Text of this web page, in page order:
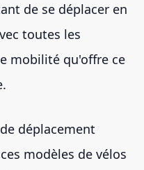
de se déplacer en
toutes les
mobilité qu'offre ce
déplacement
modèles de vélos